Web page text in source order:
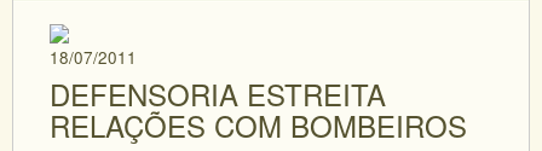
18/07/2011
DEFENSORIA ESTREITA
RELAÇÕES COM BOMBEIROS